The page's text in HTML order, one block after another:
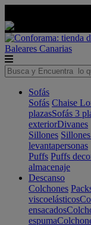
Baleares Canarias
Sofás
Sofás Chaise
plazasSofás 3
exteriorDivanes
Sillones
levantapersonas
Puffs Puffs
almacenaje
Descanso
Colchones
viscoelásticos
ensacados
espuma